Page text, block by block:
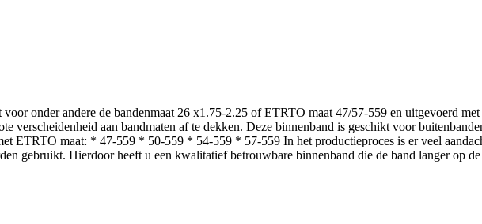
onder andere de bandenmaat 26 x1.75-2.25 of ETRTO maat 47/57-559 en uitgevoerd
verscheidenheid aan bandmaten af te dekken. Deze binnenband is geschikt voor
ETRTO maat: * 47-559 * 50-559 * 54-559 * 57-559 In het productieproces is er veel
gebruikt. Hierdoor heeft u een kwalitatief betrouwbare binnenband die de band langer op